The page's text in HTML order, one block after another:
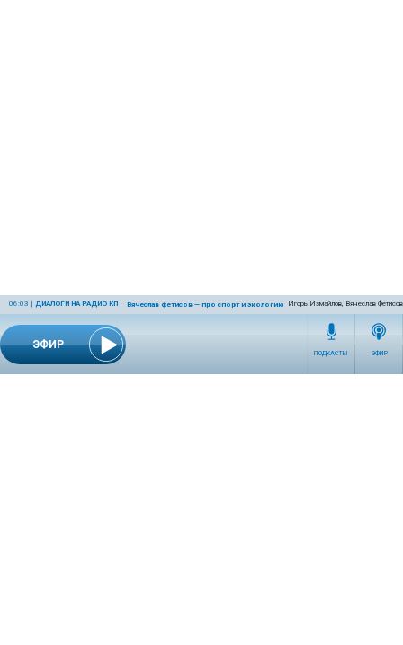
ЭФИР
06:03 | ДИАЛОГИ НА РАДИО КП Вячеслав Фетисов — про спорт и экологию Игорь Измайлов, Вячеслав Фетисов
ПОДКАСТЫ ЭФИР